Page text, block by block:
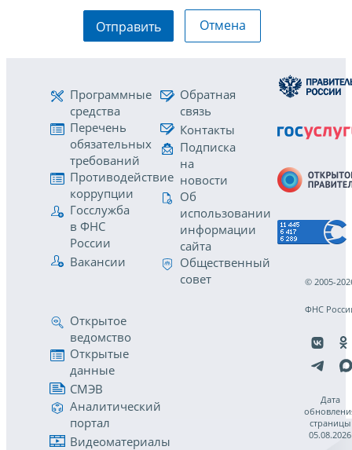
Отправить Отмена
Программные
средства
Перечень
обязательных
требований
Противодействие
коррупции
Госслужба
в ФНС
России
Вакансии
Обратная
связь
Контакты
Подписка
на
новости
Об
использовании
информации
сайта
Общественный
совет
Открытое
ведомство
Открытые
данные
СМЭВ
Аналитический
портал
Видеоматериалы
© 2005-
ФНС
Дата
страницы
05.08.2026